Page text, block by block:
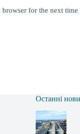
for the next
Останні